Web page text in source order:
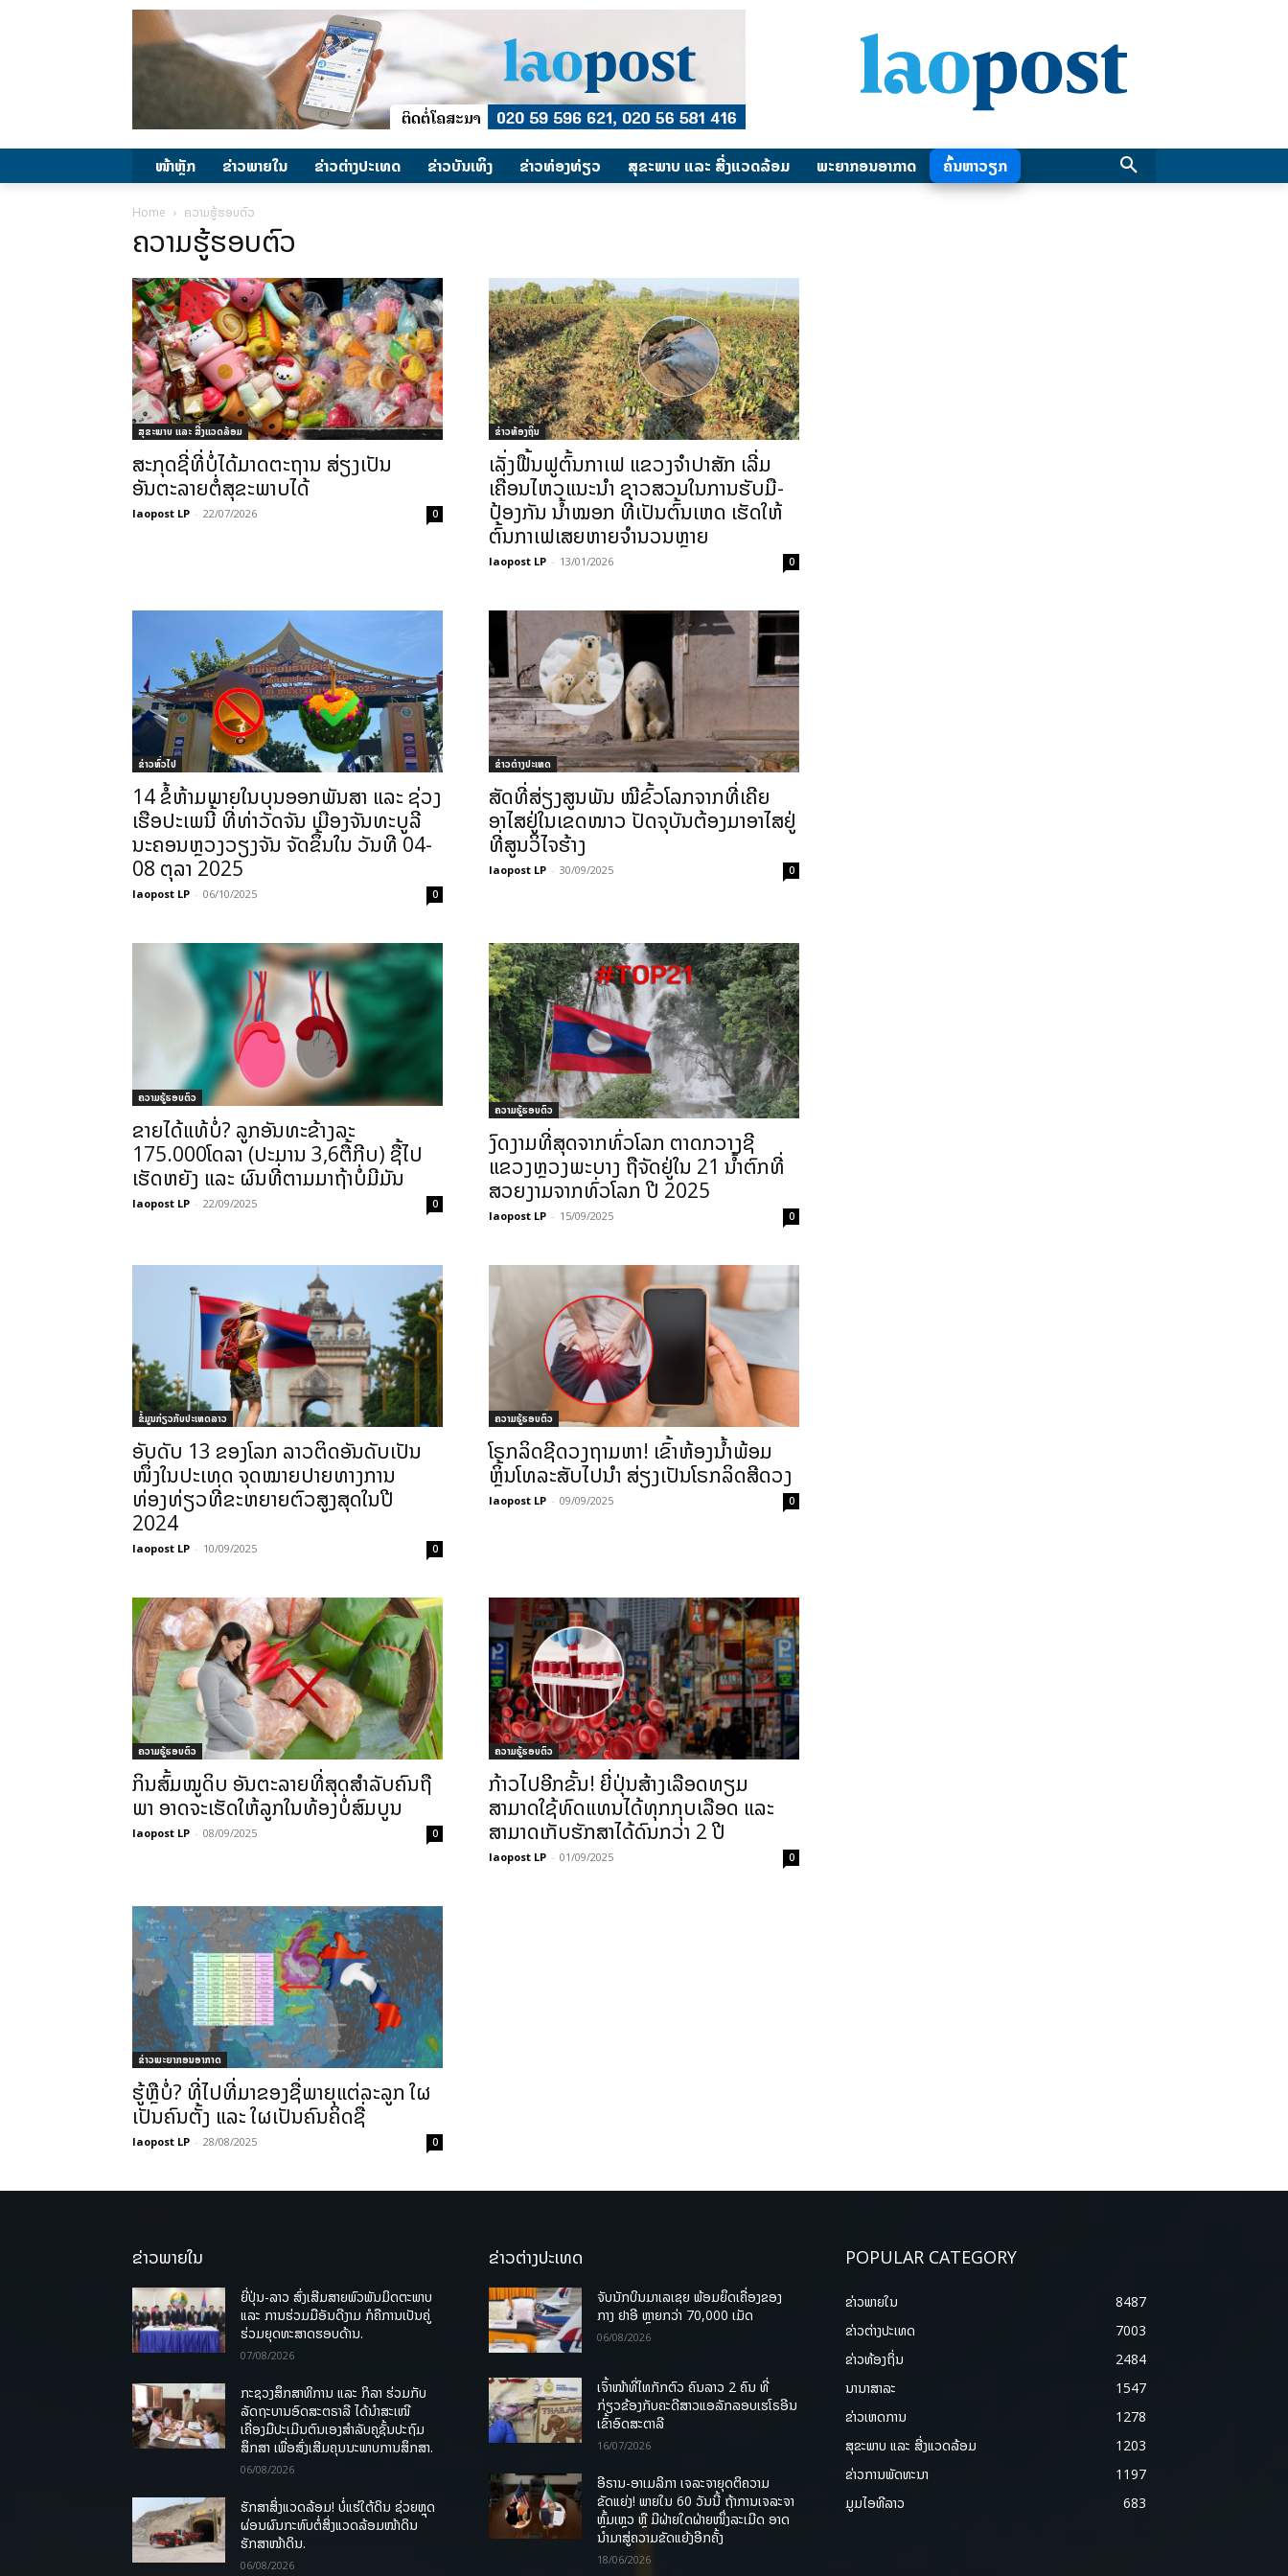
ໜ້າຫຼັກ ຂ່າວພາຍ​ໃນ ຂ່າວຕ່າງປະເທດ ​ຂ່າວບັນເທິງ ​ຂ່າວທ່ອງທ່ຽວ ສຸຂະພາບ ແລະ ສີ່ງແວດລ້ອມ ພະຍາກອນອາກາດ ຄົ້ນຫາວຽກ
Home ຄວາມຮູ້ຮອບຕົວ
ຄວາມຮູ້ຮອບຕົວ
ສຸຂະພາບ ແລະ ສີ່ງແວດລ້ອມ
ສະກຸດຊີ່ທີ່ບໍ່ໄດ້ມາດຕະຖານ ສ່ຽງເປັນ
ອັນຕະລາຍຕໍ່ສຸຂະພາບໄດ້
laopost LP - 22/07/2026 0
ຂ່າວທ້ອງຖິ່ນ
ເລັ່ງຟື້ນຟູຕົ້ນກາເຟ ແຂວງຈໍາປາສັກ ເລີ່ມ
ເຄື່ອນໄຫວແນະນໍາ ຊາວສວນໃນການຮັບມື-
ປ້ອງກັນ ນ້ຳໝອກ ທີ່ເປັນຕົ້ນເຫດ ເຮັດໃຫ້
ຕົ້ນກາເຟເສຍຫາຍຈໍານວນຫຼາຍ
laopost LP - 13/01/2026 0
ຂ່າວທົ່ວໄປ
14 ຂໍ້ຫ້າມພາຍໃນບຸນອອກພັນສາ ແລະ ຊ່ວງ
ເຮືອປະເພນີ້່ ທີ່ທ່າວັດຈັນ ເມືອງຈັນທະບູລີ
ນະຄອນຫຼວງວຽງຈັນ ຈັດຂຶ້ນໃນ ວັນທີ 04-
08 ຕຸລາ 2025
laopost LP - 06/10/2025 0
ຂ່າວຕ່າງປະເທດ
ສັດທີ່ສ່ຽງສູນພັນ ໝີຂົ້ວໂລກຈາກທີ່ເຄີຍ
ອາໄສຢູ່ໃນເຂດໜາວ ປັດຈຸບັນຕ້ອງມາອາໄສຢູ່
ທີ່ສູນວິໄຈຮ້າງ
laopost LP - 30/09/2025 0
ຄວາມຮູ້ຮອບຕົວ
ຂາຍໄດ້ແທ້ບໍ່? ລູກອັນທະຂ້າງລະ
175.000ໂດລາ (ປະມານ 3,6ຕື້ກີບ) ຊື້ໄປ
ເຮັດຫຍັງ ແລະ ຜົນທີ່ຕາມມາຖ້າບໍ່ມີມັນ
laopost LP - 22/09/2025 0
ຄວາມຮູ້ຮອບຕົວ
ງົດງາມທີ່ສຸດຈາກທົ່ວໂລກ ຕາດກວາງຊີ
ແຂວງຫຼວງພະບາງ ຖືຈັດຢູ່ໃນ 21 ນໍ້າຕົກທີ່
ສວຍງາມຈາກທົ່ວໂລກ ປີ 2025
laopost LP - 15/09/2025 0
ຂໍ້ມູນກ່ຽວກັບປະເທດລາວ
ອັບດັບ 13 ຂອງໂລກ ລາວຕິດອັນດັບເປັນ
ໜຶ່ງໃນປະເທດ ຈຸດໝາຍປາຍທາງການ
ທ່ອງທ່ຽວທີ່ຂະຫຍາຍຕົວສູງສຸດໃນປີ
2024
laopost LP - 10/09/2025 0
ຄວາມຮູ້ຮອບຕົວ
ໂຣກລິດຊີດວງຖາມຫາ! ເຂົ້າຫ້ອງນໍ້າພ້ອມ
ຫຼິ້ນໂທລະສັບໄປນໍາ ສ່ຽງເປັນໂຣກລິດສີດວງ
laopost LP - 09/09/2025 0
ຄວາມຮູ້ຮອບຕົວ
ກິນສົ້ມໝູດິບ ອັນຕະລາຍທີ່ສຸດສຳລັບຄົນຖື
ພາ ອາດຈະເຮັດໃຫ້ລູກໃນທ້ອງບໍ່ສົມບູນ
laopost LP - 08/09/2025 0
ຄວາມຮູ້ຮອບຕົວ
ກ້າວໄປອີກຂັ້ນ! ຍີ່ປຸ່ນສ້າງເລືອດທຽມ
ສາມາດໃຊ້ທົດແທນໄດ້ທຸກກຸບເລືອດ ແລະ
ສາມາດເກັບຮັກສາໄດ້ດົນກວ່າ 2 ປີ
laopost LP - 01/09/2025 0
ຂ່າວພະຍາກອນອາກາດ
ຮູ້ຫຼືບໍ່? ທີ່ໄປທີ່ມາຂອງຊື່ພາຍຸແຕ່ລະລູກ ໃຜ
ເປັນຄົນຕັ້ງ ແລະ ໃຜເປັນຄົນຄິດຊື່
laopost LP - 28/08/2025 0
ຂ່າວພາຍໃນ
ຍີ່ປຸ່ນ-ລາວ ສົ່ງເສີມສາຍພົວພັນມິດຕະພາບ
ແລະ ການຮ່ວມມືອັນດີງາມ ກໍຄືການເປັນຄູ່
ຮ່ວມຍຸດທະສາດຮອບດ້ານ.
07/08/2026
ກະຊວງສຶກສາທິການ ແລະ ກິລາ ຮ່ວມກັບ
ລັດຖະບານອົດສະຕຣາລີ ໄດ້ນຳສະເໜີ
ເຄື່ອງມືປະເມີນຕົນເອງສຳລັບຄູຊັ້ນປະຖົມ
ສຶກສາ ເພື່ອສົ່ງເສີມຄຸນນະພາບການສຶກສາ.
06/08/2026
ຮັກສາສິ່ງແວດລ້ອມ! ບໍ່ແຮ່ໃຕ້ດິນ ຊ່ວຍຫຼຸດ
ຜ່ອນຜົນກະທົບຕໍ່ສິ່ງແວດລ້ອມໜ້າດິນ
ຮັກສາໜ້າດິນ.
06/08/2026
ຂ່າວຕ່າງປະເທດ
ຈັບນັກບິນມາເລເຊຍ ພ້ອມຍຶດເຄື່ອງຂອງ
ກາງ ຢາອີ ຫຼາຍກວ່າ 70,000 ເມັດ
06/08/2026
ເຈົ້າໜ້າທີ່ໄທກັກຕົວ ຄົນລາວ 2 ຄົນ ທີ່
ກ່ຽວຂ້ອງກັບຄະດີສາວແອລັກລອບເຮໂຣອີນ
ເຂົ້າອົດສະຕາລີ
16/07/2026
ອີຣານ-ອາເມລິກາ ເຈລະຈາຍຸດຕິຄວາມ
ຂັດແຍ່ງ! ພາຍໃນ 60 ວັນນີ້ ຖ້າການເຈລະຈາ
ຫຼົ້ມເຫຼວ ຫຼື ມີຝ່າຍໃດຝ່າຍໜຶ່ງລະເມີດ ອາດ
ນໍາມາສູ່ຄວາມຂັດແຍ້ງອີກຄັ້ງ
18/06/2026
POPULAR CATEGORY
ຂ່າວພາຍ​ໃນ
8487
ຂ່າວຕ່າງປະເທດ
7003
ຂ່າວທ້ອງຖິ່ນ
2484
ນານາສາລະ
1547
ຂ່າວເຫດການ
1278
ສຸຂະພາບ ແລະ ສີ່ງແວດລ້ອມ
1203
ຂ່າວການພັດທະນາ
1197
ມູມໄອທີລາວ
683